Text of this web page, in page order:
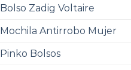
Bolso Zadig Voltaire
Mochila Antirrobo Mujer
Pinko Bolsos